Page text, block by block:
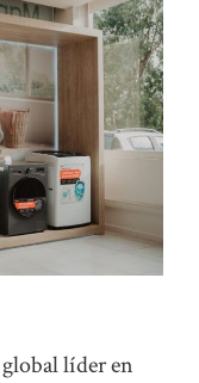
líder en